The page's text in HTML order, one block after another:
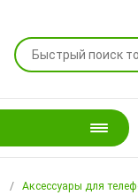
Аксессуары для